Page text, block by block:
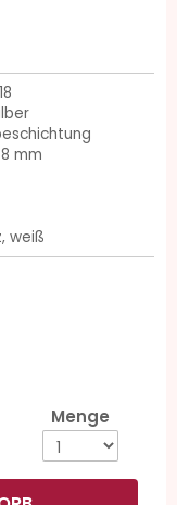
mm
weiß
Menge